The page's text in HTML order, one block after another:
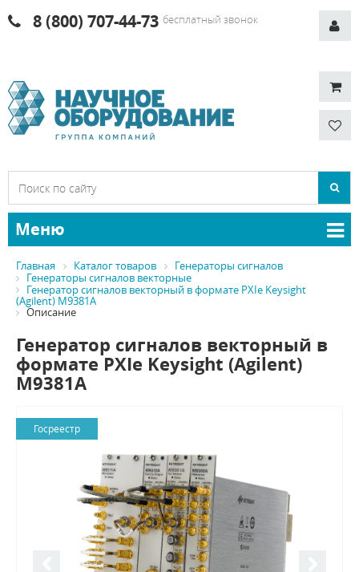
8 (800) 707-44-73 бесплатный звонок
Меню
Главная Каталог товаров
Генераторы сигналов
Генераторы сигналов векторные
Генератор сигналов векторный в формате PXIe Keysight
(Agilent) M9381A
Описание
Генератор сигналов векторный в
формате PXIe Keysight (Agilent)
M9381A
Госреестр